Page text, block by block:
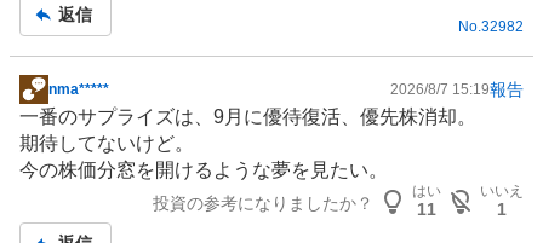
事
返信
No.32982
掲
板
記
nma***** 2026/8/7 15:19報告
一番のサプライズは、9月に優待復活、優先株消却。
期待してないけど。
今の株価分窓を開けるような夢を見たい。
投資の参考になりましたか？
はい
11
いいえ
1